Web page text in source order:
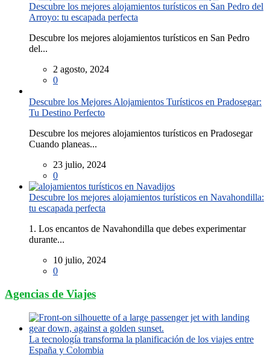
Descubre los mejores alojamientos turísticos en San Pedro del
Arroyo: tu escapada perfecta
Descubre los mejores alojamientos turísticos en San Pedro
del...
2 agosto, 2024
0
Descubre los Mejores Alojamientos Turísticos en Pradosegar:
Tu Destino Perfecto
Descubre los mejores alojamientos turísticos en Pradosegar
Cuando planeas...
23 julio, 2024
0
Descubre los mejores alojamientos turísticos en Navahondilla:
tu escapada perfecta
1. Los encantos de Navahondilla que debes experimentar
durante...
10 julio, 2024
0
Agencias de Viajes
La tecnología transforma la planificación de los viajes entre
España y Colombia